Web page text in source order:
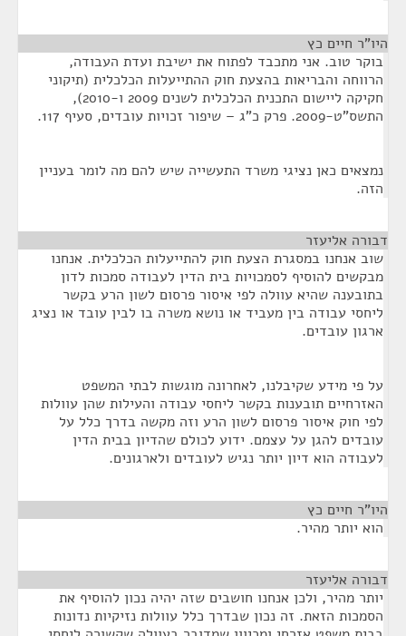
היו"ר חיים כץ
בוקר טוב. אני מתכבד לפתוח את ישיבת ועדת העבודה,
הרווחה והבריאות בהצעת חוק ההתייעלות הכלכלית (תיקוני
חקיקה ליישום התכנית הכלכלית לשנים 2009 ו-2010),
התשס"ט-2009. פרק כ"ג – שיפור זכויות עובדים, סעיף 117.
נמצאים כאן נציגי משרד התעשייה שיש להם מה לומר בעניין
הזה.
דבורה אליעזר
שוב אנחנו במסגרת הצעת חוק להתייעלות הכלכלית. אנחנו
מבקשים להוסיף לסמכויות בית הדין לעבודה סמכות לדון
בתובענה שהיא עוולה לפי איסור פרסום לשון הרע בקשר
ליחסי עבודה בין מעביד או נושא משרה בו לבין עובד או נציג
ארגון עובדים.
על פי מידע שקיבלנו, לאחרונה מוגשות לבתי המשפט
האזרחיים תובענות בקשר ליחסי עבודה והעילות שהן עוולות
לפי חוק איסור פרסום לשון הרע וזה מקשה בדרך כלל על
עובדים להגן על עצמם. ידוע לכולם שהדיון בבית הדין
לעבודה הוא דיון יותר נגיש לעובדים ולארגונים.
היו"ר חיים כץ
הוא יותר מהיר.
דבורה אליעזר
יותר מהיר, ולכן אנחנו חושבים שזה יהיה נכון להוסיף את
הסמכות הזאת. זה נכון שבדרך כלל עוולות נזיקיות נדונות